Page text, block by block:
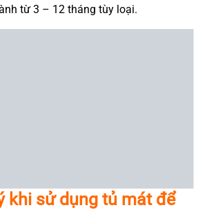
từ 3 – 12 tháng tùy loại.
khi sử dụng tủ mát để